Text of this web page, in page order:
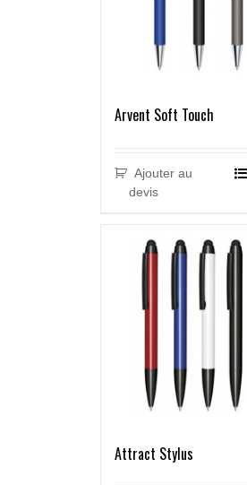
Arvent Soft Touch
Ajouter au
devis
Attract Stylus